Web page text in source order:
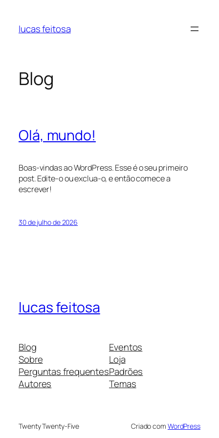
lucas feitosa
Blog
Olá, mundo!
Boas-vindas ao WordPress. Esse é o seu primeiro
post. Edite-o ou exclua-o, e então comece a
escrever!
30 de julho de 2026
lucas feitosa
Blog
Sobre
Perguntas frequentes
Autores
Eventos
Loja
Padrões
Temas
Twenty Twenty-Five Criado com WordPress